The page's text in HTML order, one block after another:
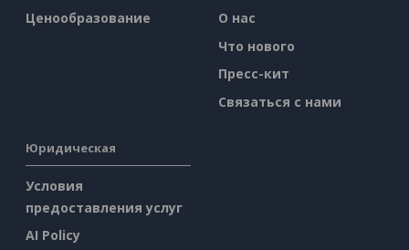
Ценообразование
О нас
Что нового
Пресс-кит
Связаться с нами
Юридическая
Условия
предоставления услуг
AI Policy